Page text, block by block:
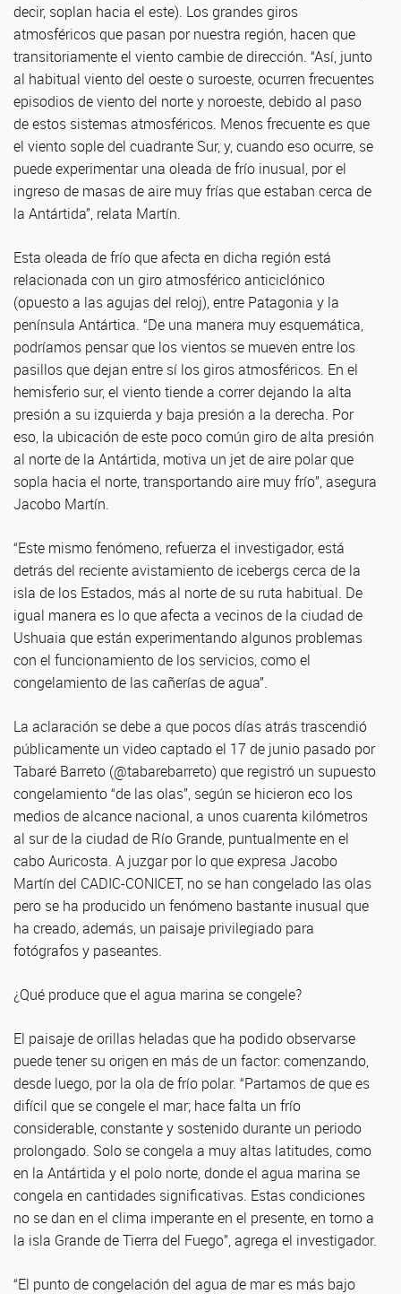
decir, soplan hacia el este). Los grandes giros
atmosféricos que pasan por nuestra región, hacen que
transitoriamente el viento cambie de dirección. “Así, junto
al habitual viento del oeste o suroeste, ocurren frecuentes
episodios de viento del norte y noroeste, debido al paso
de estos sistemas atmosféricos. Menos frecuente es que
el viento sople del cuadrante Sur, y, cuando eso ocurre, se
puede experimentar una oleada de frío inusual, por el
ingreso de masas de aire muy frías que estaban cerca de
la Antártida”, relata Martín.
Esta oleada de frío que afecta en dicha región está
relacionada con un giro atmosférico anticiclónico
(opuesto a las agujas del reloj), entre Patagonia y la
península Antártica. “De una manera muy esquemática,
podríamos pensar que los vientos se mueven entre los
pasillos que dejan entre sí los giros atmosféricos. En el
hemisferio sur, el viento tiende a correr dejando la alta
presión a su izquierda y baja presión a la derecha. Por
eso, la ubicación de este poco común giro de alta presión
al norte de la Antártida, motiva un jet de aire polar que
sopla hacia el norte, transportando aire muy frío”, asegura
Jacobo Martín.
“Este mismo fenómeno, refuerza el investigador, está
detrás del reciente avistamiento de icebergs cerca de la
isla de los Estados, más al norte de su ruta habitual. De
igual manera es lo que afecta a vecinos de la ciudad de
Ushuaia que están experimentando algunos problemas
con el funcionamiento de los servicios, como el
congelamiento de las cañerías de agua”.
La aclaración se debe a que pocos días atrás trascendió
públicamente un video captado el 17 de junio pasado por
Tabaré Barreto (@tabarebarreto) que registró un supuesto
congelamiento “de las olas”, según se hicieron eco los
medios de alcance nacional, a unos cuarenta kilómetros
al sur de la ciudad de Río Grande, puntualmente en el
cabo Auricosta. A juzgar por lo que expresa Jacobo
Martín del CADIC-CONICET, no se han congelado las olas
pero se ha producido un fenómeno bastante inusual que
ha creado, además, un paisaje privilegiado para
fotógrafos y paseantes.
¿Qué produce que el agua marina se congele?
El paisaje de orillas heladas que ha podido observarse
puede tener su origen en más de un factor: comenzando,
desde luego, por la ola de frío polar. “Partamos de que es
difícil que se congele el mar; hace falta un frío
considerable, constante y sostenido durante un periodo
prolongado. Solo se congela a muy altas latitudes, como
en la Antártida y el polo norte, donde el agua marina se
congela en cantidades significativas. Estas condiciones
no se dan en el clima imperante en el presente, en torno a
la isla Grande de Tierra del Fuego”, agrega el investigador.
“El punto de congelación del agua de mar es más bajo